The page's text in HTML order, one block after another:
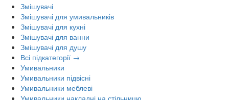
Змішувачі
Змішувачі для умивальників
Змішувачі для кухні
Змішувачі для ванни
Змішувачі для душу
Всі підкатегорії →
Умивальники
Умивальники підвісні
Умивальники меблеві
Умивальники накладні на стільницю